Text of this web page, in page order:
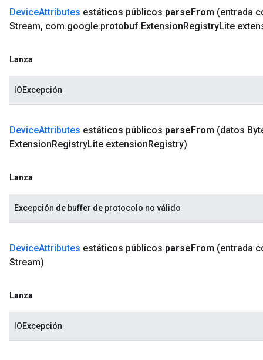
DeviceAttributes estáticos públicos parseFrom (entrada
Stream, com.google.protobuf.ExtensionRegistryLite
Lanza
IOExcepción
DeviceAttributes estáticos públicos parseFrom (datos
ExtensionRegistryLite extensionRegistry)
Lanza
Excepción de buffer de protocolo no válido
DeviceAttributes estáticos públicos parseFrom (entrada
Stream)
Lanza
IOExcepción